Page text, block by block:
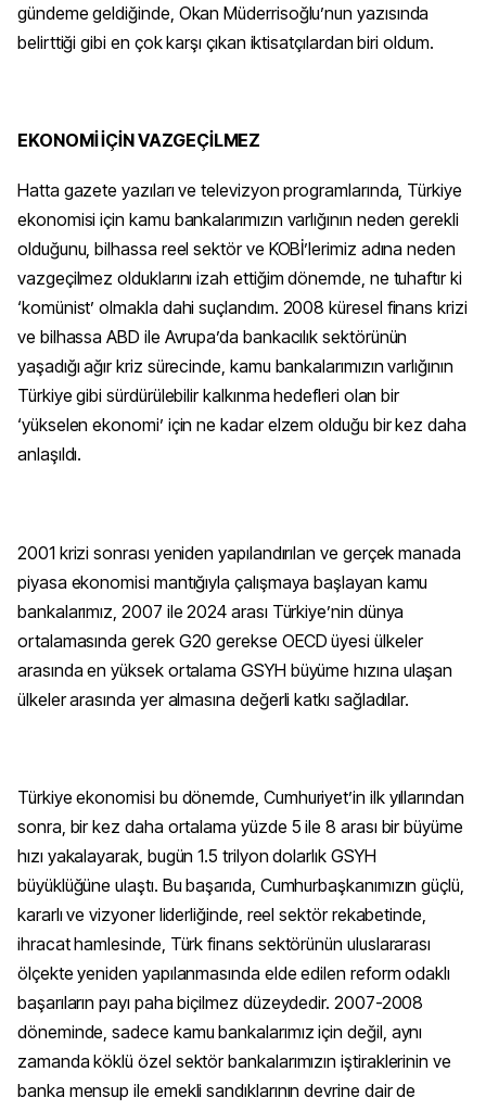
gündeme geldiğinde, Okan Müderrisoğlu’nun yazısında
belirttiği gibi en çok karşı çıkan iktisatçılardan biri oldum.
EKONOMİ İÇİN VAZGEÇİLMEZ
Hatta gazete yazıları ve televizyon programlarında, Türkiye
ekonomisi için kamu bankalarımızın varlığının neden gerekli
olduğunu, bilhassa reel sektör ve KOBİ’lerimiz adına neden
vazgeçilmez olduklarını izah ettiğim dönemde, ne tuhaftır ki
‘komünist’ olmakla dahi suçlandım. 2008 küresel finans krizi
ve bilhassa ABD ile Avrupa’da bankacılık sektörünün
yaşadığı ağır kriz sürecinde, kamu bankalarımızın varlığının
Türkiye gibi sürdürülebilir kalkınma hedefleri olan bir
‘yükselen ekonomi’ için ne kadar elzem olduğu bir kez daha
anlaşıldı.
2001 krizi sonrası yeniden yapılandırılan ve gerçek manada
piyasa ekonomisi mantığıyla çalışmaya başlayan kamu
bankalarımız, 2007 ile 2024 arası Türkiye’nin dünya
ortalamasında gerek G20 gerekse OECD üyesi ülkeler
arasında en yüksek ortalama GSYH büyüme hızına ulaşan
ülkeler arasında yer almasına değerli katkı sağladılar.
Türkiye ekonomisi bu dönemde, Cumhuriyet’in ilk yıllarından
sonra, bir kez daha ortalama yüzde 5 ile 8 arası bir büyüme
hızı yakalayarak, bugün 1.5 trilyon dolarlık GSYH
büyüklüğüne ulaştı. Bu başarıda, Cumhurbaşkanımızın güçlü,
kararlı ve vizyoner liderliğinde, reel sektör rekabetinde,
ihracat hamlesinde, Türk finans sektörünün uluslararası
ölçekte yeniden yapılanmasında elde edilen reform odaklı
başarıların payı paha biçilmez düzeydedir. 2007-2008
döneminde, sadece kamu bankalarımız için değil, aynı
zamanda köklü özel sektör bankalarımızın iştiraklerinin ve
banka mensup ile emekli sandıklarının devrine dair de